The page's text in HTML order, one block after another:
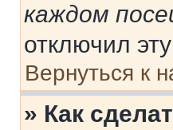
каждом
отключил
Вернуться к
» Как